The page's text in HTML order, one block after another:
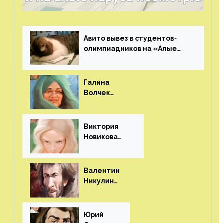
Авито вывез в студентов-
олимпиадников на «Алые
Галина
Волчек
Виктория
Новикова
Валентин
Никулин
Юрий